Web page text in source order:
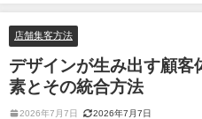
の統合方法
店舗集客方法
デザインが生み出す顧客
素とその統合方法
2026年7月7日 2026年7月7日